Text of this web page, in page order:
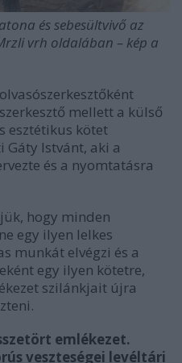
és sebesültvivő az
vrh oldalában – kép a
mellett a külső
esztétikus kötet
Gáty Istvánt, aki a
és a nyomtatásra
hogy minden
egy ilyen lelkes
munkát elvégzi és a
egy ilyen kötetre,
szilánkjait újra
emlékezet.
veszteségei levéltári